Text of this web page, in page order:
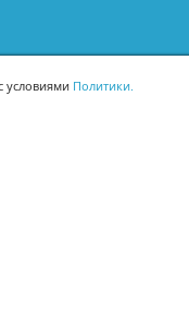
условиями Политики.